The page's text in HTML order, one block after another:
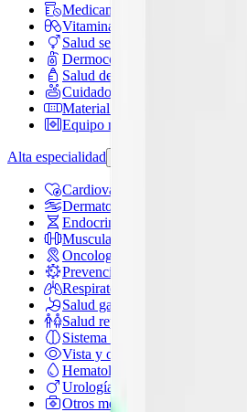
Medicamentos
Vitaminas y suplementos
Salud sexual
Dermocosméticos
Salud de mamá y bebé
Cuidado personal
Material de curación
Equipo médico
Alta especialidad
Cardiovascular
Dermatología
Endocrina general
Muscular y articulaciones
Oncología e inmunoterapia
Prevención y tratamiento de
Respiratorio
Salud gastrointestinal y
Salud reproductiva y hormonal
Sistema nervioso
Vista y oído
Hematología
Urología
Otros medicamentos